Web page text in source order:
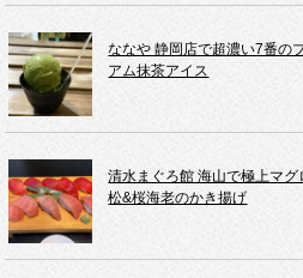
ななや 静岡店で超濃い7番の
アム抹茶アイス
清水まぐろ館 海山で極上マグ
松&桜海老のかき揚げ